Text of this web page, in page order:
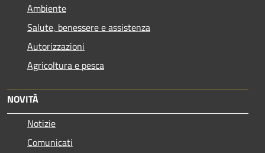
Ambiente
Salute, benessere e assistenza
Autorizzazioni
Agricoltura e pesca
NOVITÀ
Notizie
Comunicati